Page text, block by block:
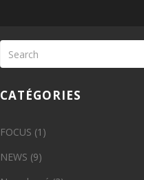
CATÉGORIES
FOCUS (1)
NEWS (9)